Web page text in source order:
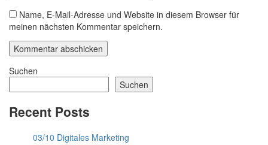
Name, E-Mail-Adresse und Website in diesem Browser für
meinen nächsten Kommentar speichern.
Suchen
Suchen
Recent Posts
03/10 Digitales Marketing